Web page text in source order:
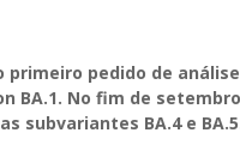
primeiro pedido de
BA.1. No fim de
subvariantes BA.4 e